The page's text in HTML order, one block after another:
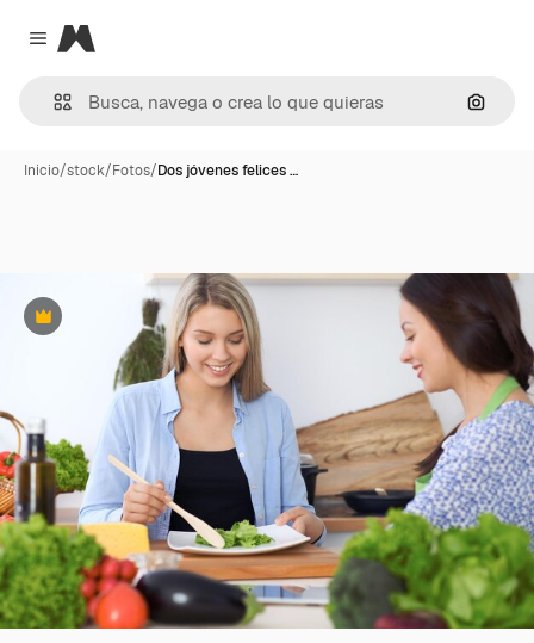
Close menu
Magnific
Inicio/stock/Fotos/Dos jóvenes felices …
Premium